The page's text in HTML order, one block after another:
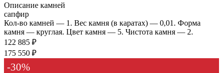
Описание камней
сапфир
Кол-во камней — 1. Вес камня (в каратах) — 0,01. Форма
камня — круглая. Цвет камня — 5. Чистота камня — 2.
122 885 ₽
175 550 ₽
-30%